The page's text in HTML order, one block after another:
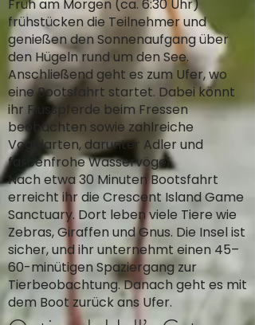
Früh am Morgen (ca. 6:30 Uhr)
frühstücken die Teilnehmer und
genießen den Sonnenaufgang über
den Hügeln rund um den See.
Anschließend geht es zum Ufer, wo
eine Bootsfahrt startet. Dabei könnt
ihr Flusspferde beim Fressen
beobachten sowie zahlreiche
Vogelarten, darunter Adler und
farbenfrohe Wasservögel.
Nach etwa 30 Minuten Bootsfahrt
erreicht ihr die Crescent Island Game
Sanctuary. Dort leben viele Tiere wie
Zebras, Giraffen und Gnus. Die Insel ist
sicher, und ihr unternehmt einen 45–
60-minütigen Spaziergang zur
Tierbeobachtung. Danach geht es mit
dem Boot zurück ans Ufer.